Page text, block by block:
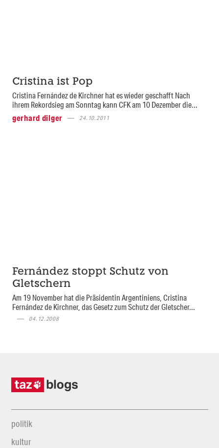
Cristina ist Pop
Cristina Fernández de Kirchner hat es wieder geschafft Nach
ihrem Rekordsieg am Sonntag kann CFK am 10 Dezember die...
gerhard dilger
24.10.2011
Fernández stoppt Schutz von
Gletschern
Am 19 November hat die Präsidentin Argentiniens, Cristina
Fernández de Kirchner, das Gesetz zum Schutz der Gletscher...
04.12.2008
politik
kultur